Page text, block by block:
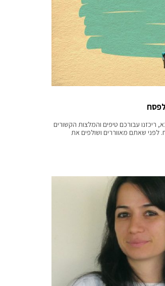
ריכזנו עבורכם טיפים והמלצות הקשורים
שאתם מאווררים ושולפים את